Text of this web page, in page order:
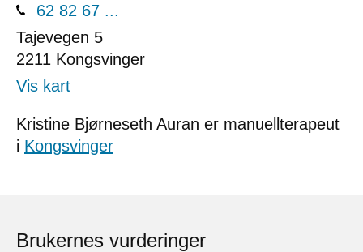
62 82 67 ...
Tajevegen 5
2211 Kongsvinger
Vis kart
Kristine Bjørneseth Auran er manuellterapeut
i Kongsvinger
Brukernes vurderinger